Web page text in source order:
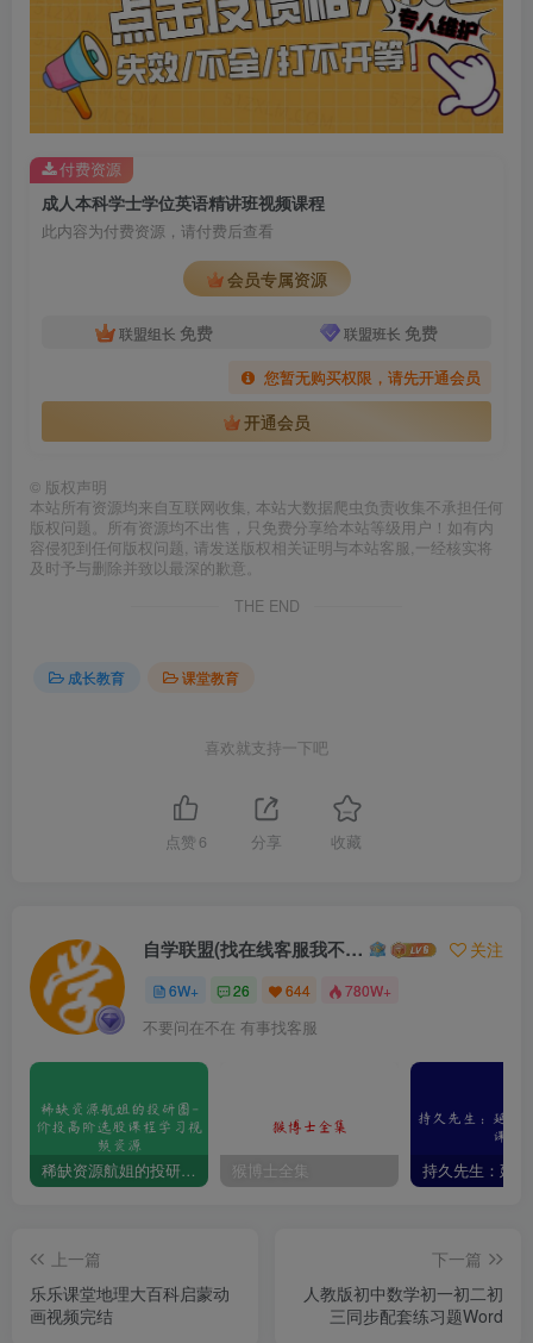
成人本科学士学位英语精讲班视频课程
此内容为付费资源，请付费后查看
会员专属资源
联盟组长 免费 联盟班长 免费
您暂无购买权限，请先开通会员
开通会员
付费资源
© 版权声明
本站所有资源均来自互联网收集, 本站大数据爬虫负责收集不承担任何
版权问题。所有资源均不出售，只免费分享给本站等级用户！如有内
容侵犯到任何版权问题, 请发送版权相关证明与本站客服,一经核实将
及时予与删除并致以最深的歉意。
THE END
成长教育 课堂教育
喜欢就支持一下吧
点赞 6 分享 收藏
自学联盟(找在线客服我不回信息的) 关注
6W+ 26 644 780W+
不要问在不在 有事找客服
稀缺资源航姐的投研圈-价投高阶选股课程学习视频资源 猴博士全集
上一篇
乐乐课堂地理大百科启蒙动
画视频完结
下一篇
人教版初中数学初一初二初
三同步配套练习题Word